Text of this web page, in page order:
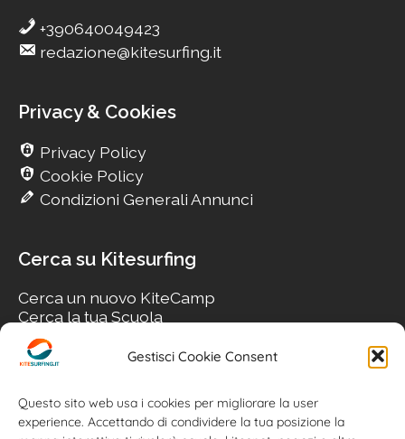
Gestisci Cookie Consent
Questo sito web usa i cookies per migliorare la user
experience. Accettando di condividere la tua posizione la
+390640049423
redazione@kitesurfing.it
Privacy & Cookies
Privacy Policy
Cookie Policy
Condizioni Generali Annunci
Cerca su Kitesurfing
Cerca un nuovo KiteCamp
Cerca la tua Scuola
Cerca il tuo KiteSpot
Cerca Accommodation
Cerca il tuo Usato